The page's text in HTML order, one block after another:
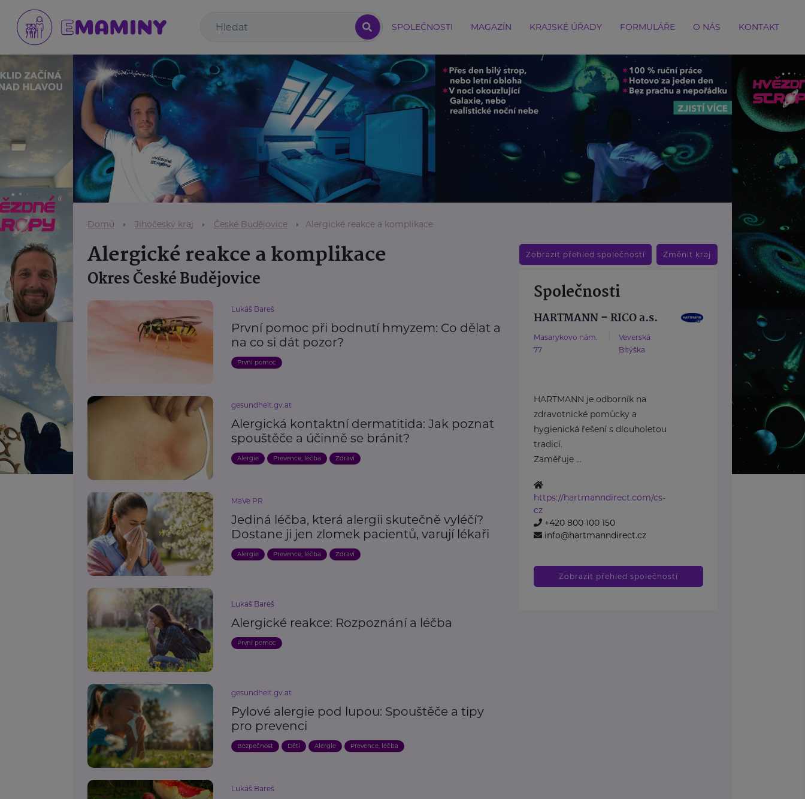
SPOLEČNOSTI MAGAZÍN KRAJSKÉ ÚŘADY FORMULÁŘE O NÁS KONTAKT
Domů Jihočeský kraj České Budějovice Alergické reakce a komplikace
Alergické reakce a komplikace
Okres České Budějovice
Lukáš Bareš
První pomoc při bodnutí hmyzem: Co dělat a
na co si dát pozor?
První pomoc
gesundheit.gv.at
Alergická kontaktní dermatitida: Jak poznat
spouštěče a účinně se bránit?
Alergie Prevence, léčba Zdraví
MaVe PR
Jediná léčba, která alergii skutečně vyléčí?
Dostane ji jen zlomek pacientů, varují lékaři
Alergie Prevence, léčba Zdraví
Lukáš Bareš
Alergické reakce: Rozpoznání a léčba
První pomoc
gesundheit.gv.at
Pylové alergie pod lupou: Spouštěče a tipy
pro prevenci
Bezpečnost Děti Alergie Prevence, léčba
Lukáš Bareš
Zobrazit přehled společností Změnit kraj
Společnosti
HARTMANN – RICO a.s.
Masarykovo nám.
77
Veverská
Bítýška
HARTMANN je odborník na
zdravotnické pomůcky a
hygienická řešení s dlouholetou
tradicí.
Zaměřuje ...
https://hartmanndirect.com/cs-
cz
+420 800 100 150
info@hartmanndirect.cz
Zobrazit přehled společností